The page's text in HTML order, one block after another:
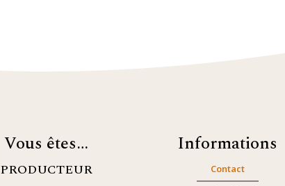
Vous êtes…
PRODUCTEUR
Informations
Contact